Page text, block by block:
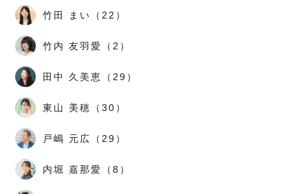
竹田 まい（22）
竹内 友羽愛（2）
田中 久美恵（29）
東山 美穂（30）
戸嶋 元広（29）
内堀 嘉那愛（8）